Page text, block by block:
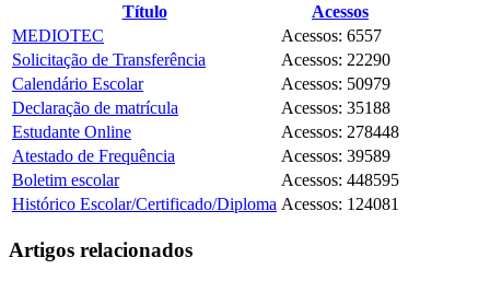
Título
Acessos
MEDIOTEC
Acessos: 6557
Solicitação de Transferência
Acessos: 22290
Calendário Escolar
Acessos: 50979
Declaração de matrícula
Acessos: 35188
Estudante Online
Acessos: 278448
Atestado de Frequência
Acessos: 39589
Boletim escolar
Acessos: 448595
Histórico Escolar/Certificado/Diploma Acessos: 124081
Artigos relacionados